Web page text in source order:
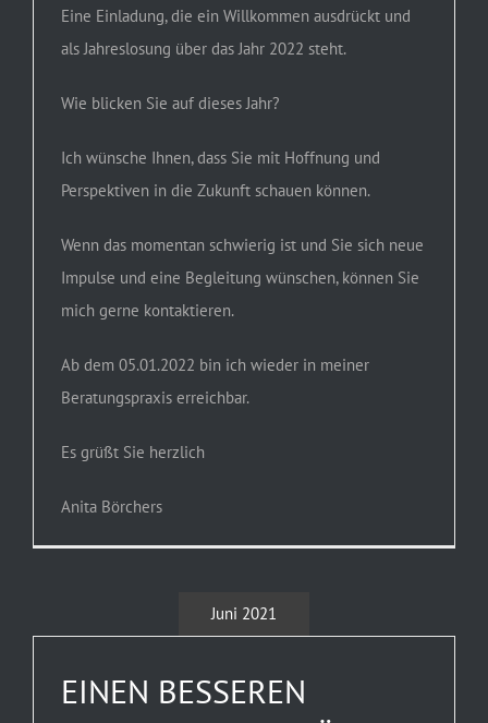
Eine Einladung, die ein Willkommen ausdrückt und
als Jahreslosung über das Jahr 2022 steht.
Wie blicken Sie auf dieses Jahr?
Ich wünsche Ihnen, dass Sie mit Hoffnung und
Perspektiven in die Zukunft schauen können.
Wenn das momentan schwierig ist und Sie sich neue
Impulse und eine Begleitung wünschen, können Sie
mich gerne kontaktieren.
Ab dem 05.01.2022 bin ich wieder in meiner
Beratungspraxis erreichbar.
Es grüßt Sie herzlich
Anita Börchers
Juni 2021
EINEN BESSEREN